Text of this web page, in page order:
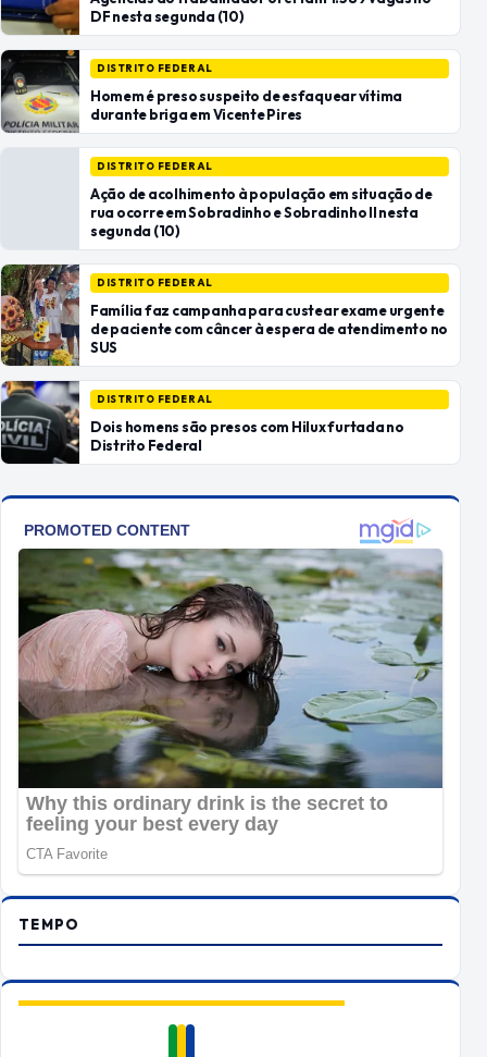
DF nesta segunda (10)
DISTRITO FEDERAL
Homem é preso suspeito de esfaquear vítima
durante briga em Vicente Pires
DISTRITO FEDERAL
Ação de acolhimento à população em situação de
rua ocorre em Sobradinho e Sobradinho II nesta
segunda (10)
DISTRITO FEDERAL
Família faz campanha para custear exame urgente
de paciente com câncer à espera de atendimento no
SUS
DISTRITO FEDERAL
Dois homens são presos com Hilux furtada no
Distrito Federal
TEMPO